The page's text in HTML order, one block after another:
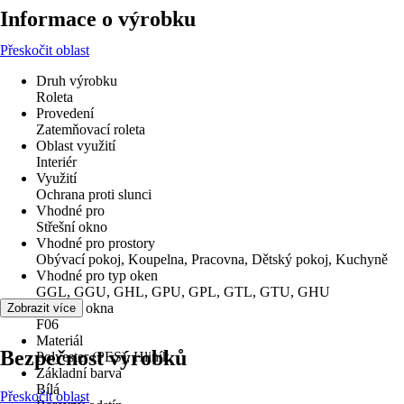
Informace o výrobku
Přeskočit oblast
Druh výrobku
Roleta
Provedení
Zatemňovací roleta
Oblast využití
Interiér
Využití
Ochrana proti slunci
Vhodné pro
Střešní okno
Vhodné pro prostory
Obývací pokoj, Koupelna, Pracovna, Dětský pokoj, Kuchyně
Vhodné pro typ oken
GGL, GGU, GHL, GPU, GPL, GTL, GTU, GHU
Velikost okna
F06
Materiál
Polyester (PES), Hliník
Základní barva
Bílá
Zobrazit více
Bezpečnost výrobků
Přeskočit oblast